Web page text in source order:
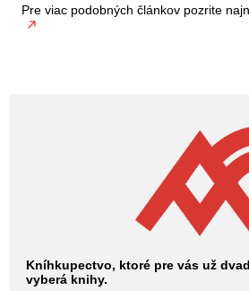
Pre viac podobných článkov pozrite
Kníhkupectvo, ktoré pre vás už
vyberá knihy.